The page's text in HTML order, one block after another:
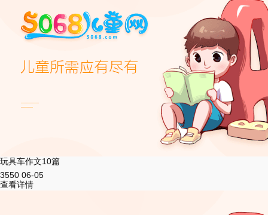
玩具车作文10篇
3550 06-05
查看详情